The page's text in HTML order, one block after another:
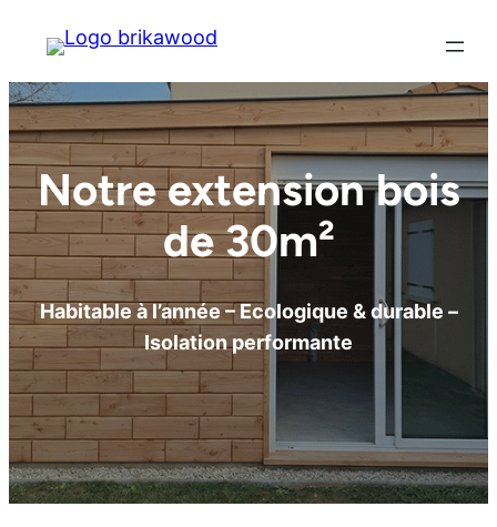
NOUVEAU : Nous avons fait évoluer le système
constructif !
Découvrir
Notre extension bois
de 30m²
Habitable à l’année – Ecologique & durable –
Isolation performante